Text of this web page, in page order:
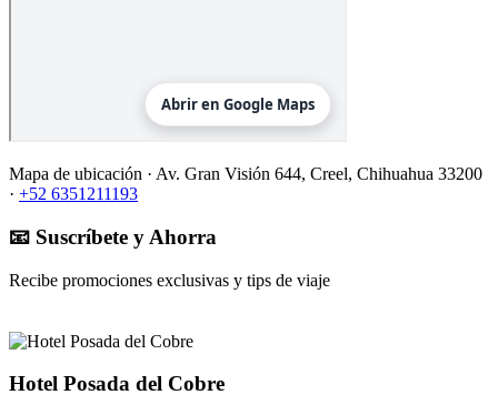
Mapa de ubicación · Av. Gran Visión 644, Creel, Chihuahua 33200
· +52 6351211193
📧 Suscríbete y Ahorra
Recibe promociones exclusivas y tips de viaje
Hotel Posada del Cobre